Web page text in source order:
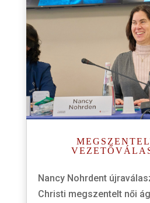
Nancy Nohrdent
Christi megszentelt női